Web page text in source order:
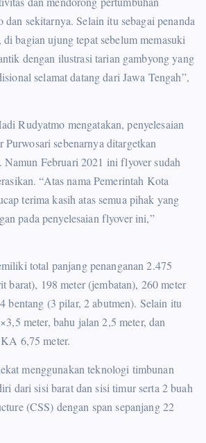
sekitarnya. Selain itu sebagai penanda
bagian ujung tepat sebelum memasuki
dengan ilustrasi tarian gambyong yang
selamat datang dari Jawa Tengah”,
Rudyatmo mengatakan, penyelesaian
Purwosari sebenarnya ditargetkan
Namun Februari 2021 ini flyover sudah
“Atas nama Pemerintah Kota
terima kasih atas semua pihak yang
pada penyelesaian flyover ini,”
total panjang penanganan 2.475
barat), 198 meter (jembatan), 260 meter
bentang (3 pilar, 2 abutmen). Selain itu
meter, bahu jalan 2,5 meter, dan
6,75 meter.
menggunakan teknologi timbunan
dari sisi barat dan sisi timur serta 2 buah
(CSS) dengan span sepanjang 22